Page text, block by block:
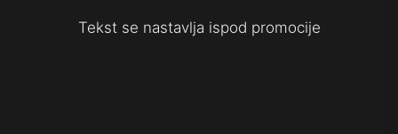
Tekst se nastavlja ispod promocije